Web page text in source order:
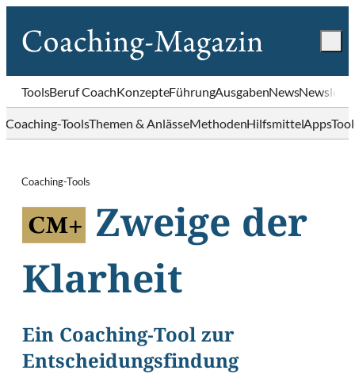
ToolsBeruf CoachKonzepteFührungAusgabenNews
Coaching-ToolsThemen & AnlässeMethodenHilfsmittelApps
Coaching-Tools
Zweige der
Klarheit
Ein Coaching-Tool zur
Entscheidungsfindung